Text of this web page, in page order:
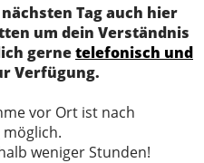
Tag auch hier
um dein Verständnis
gernetelefonisch und
Verfügung.
vor Ort ist nach
möglich.
weniger Stunden!